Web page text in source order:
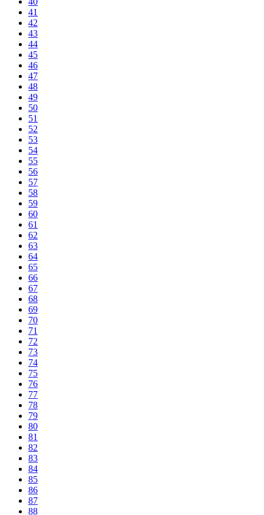
41
42
43
44
45
46
47
48
49
50
51
52
53
54
55
56
57
58
59
60
61
62
63
64
65
66
67
68
69
70
71
72
73
74
75
76
77
78
79
80
81
82
83
84
85
86
87
88